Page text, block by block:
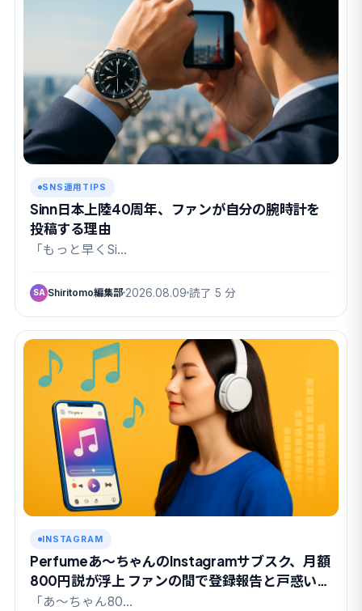
SNS運用TIPS
Sinn日本上陸40周年、ファンが自分の腕時計を
投稿する理由
「もっと早くSi…
SA Shiritomo編集部 2026.08.09 読了 5 分
INSTAGRAM
Perfumeあ〜ちゃんのInstagramサブスク、月額
800円説が浮上 ファンの間で登録報告と戸惑いが
交錯
「あ〜ちゃん80…